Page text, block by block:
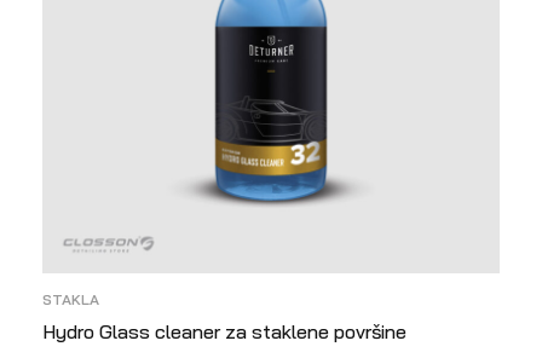
STAKLA
Hydro Glass cleaner za staklene površine